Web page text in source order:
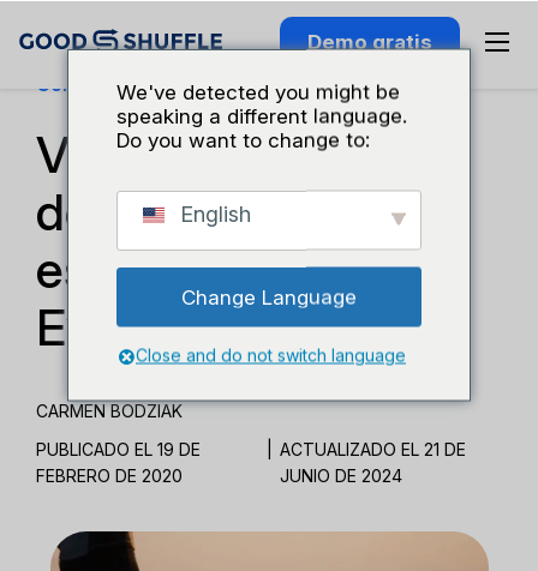
Demo gratis
Conocimiento Del Sector
Ventajas y
desventajas del
estilo de vida de
Event Pro
CARMEN BODZIAK
PUBLICADO EL 19 DE
FEBRERO DE 2020
ACTUALIZADO EL 21 DE
JUNIO DE 2024
We've detected you might be
speaking a different language.
Do you want to change to:
English
Change Language
Close and do not switch language